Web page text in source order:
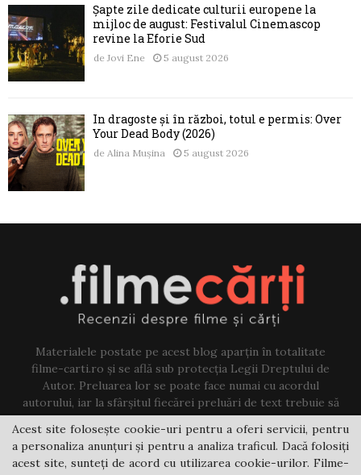
Șapte zile dedicate culturii europene la
mijloc de august: Festivalul Cinemascop
revine la Eforie Sud
de Jovi Ene 5 august 2026
În dragoste și în război, totul e permis: Over
Your Dead Body (2026)
de Alina Mușina 5 august 2026
Materialele postate pe acest blog aparțin în totalitate
filme-carti.ro și se află sub protecția Legii Dreptului de
Autor. Preluarea lor se poate face numai cu acordul
autorului, iar la sfârșitul fiecărei preluări de text trebuie să
existe un link către acest blog.
Contact us:jovi@filme-carti.ro
Acest site folosește cookie-uri pentru a oferi servicii, pentru
a personaliza anunțuri și pentru a analiza traficul. Dacă folosiți
acest site, sunteți de acord cu utilizarea cookie-urilor. Filme-